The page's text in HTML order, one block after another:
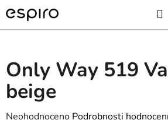
Přejít
na
obsah
Only Way 519
beige
Průměrné
Neohodnoceno Podrobnosti